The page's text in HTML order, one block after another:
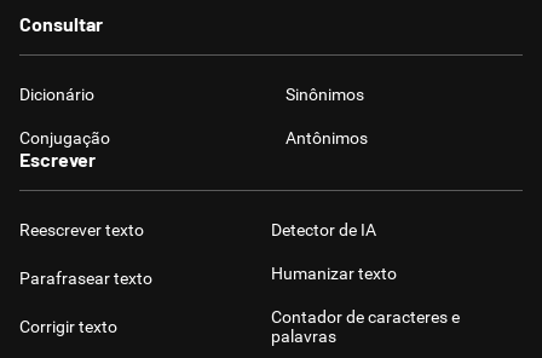
Consultar
Dicionário Sinônimos
Conjugação Antônimos
Escrever
Reescrever texto
Parafrasear texto
Corrigir texto
Detector de IA
Humanizar texto
Contador de caracteres e
palavras